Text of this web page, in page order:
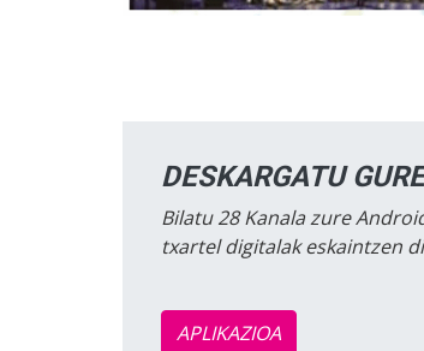
DESKARGATU
Bilatu 28 Kanala zure
txartel digitalak eskaintzen
APLIKAZIOA